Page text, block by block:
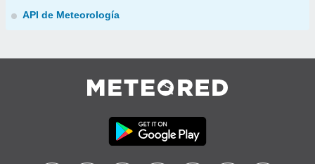
API de Meteorología